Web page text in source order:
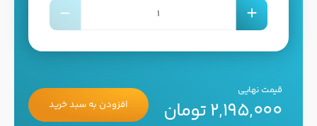
قیمت نهایی
2,195,000 تومان افزودن به سبد خرید